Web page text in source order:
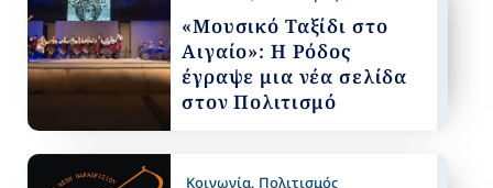
«Μουσικό Ταξίδι στο
Αιγαίο»: Η Ρόδος
έγραψε μια νέα σελίδα
στον Πολιτισμό
Κοινωνία, Πολιτισμός